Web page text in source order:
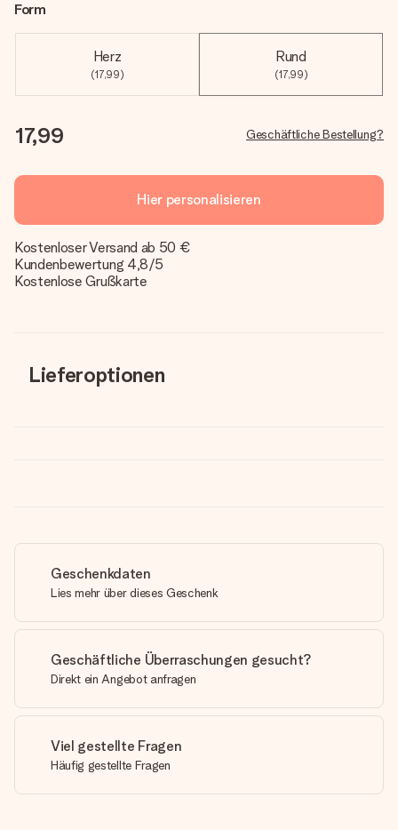
Form
Herz
(17,99)
Rund
(17,99)
17,99 Geschäftliche Bestellung?
Hier personalisieren
Kostenloser Versand ab 50 €
Kundenbewertung 4,8/5
Kostenlose Grußkarte
Lieferoptionen
Geschenkdaten
Lies mehr über dieses Geschenk
Geschäftliche Überraschungen gesucht?
Direkt ein Angebot anfragen
Viel gestellte Fragen
Häufig gestellte Fragen